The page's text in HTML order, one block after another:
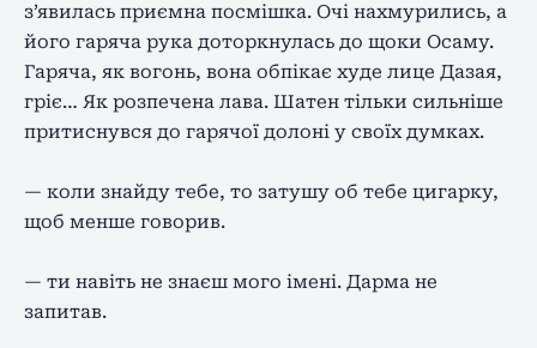
з’явилась приємна посмішка. Очі нахмурились, а
його гаряча рука доторкнулась до щоки Осаму.
Гаряча, як вогонь, вона обпікає худе лице Дазая,
гріє… Як розпечена лава. Шатен тільки сильніше
притиснувся до гарячої долоні у своїх думках.
— коли знайду тебе, то затушу об тебе цигарку,
щоб менше говорив.
— ти навіть не знаєш мого імені. Дарма не
запитав.